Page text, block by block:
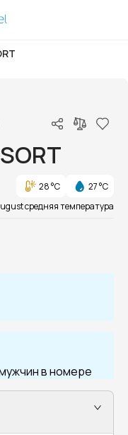
28 °C
27 °C
средняя температура
в номере